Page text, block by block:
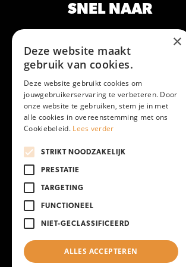
SNEL NAAR
Hulp bij studiekeuze
Aanmelden voor een
Vakantie en vrijedag en
Veelgestelde vragen
https://https:// https://
https://
×
Deze website maakt
gebruik van cookies.
Deze website gebruikt cookies om
jouwgebruikerservaring te verbeteren. Door
onze website te gebruiken, stem je in met
alle cookies in overeenstemming met ons
Cookiebeleid. Lees verder
STRIKT NOODZAKELIJK
PRESTATIE
TARGETING
FUNCTIONEEL
NIET-GECLASSIFICEERD
ALLES ACCEPTEREN